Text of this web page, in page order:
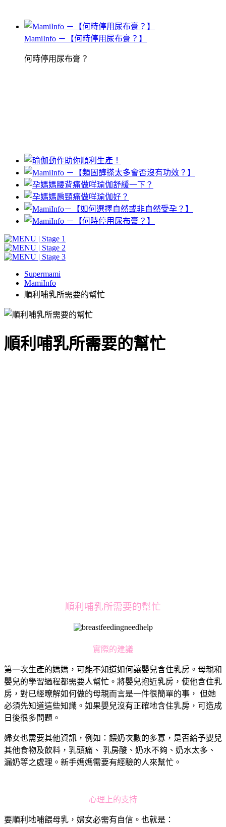
MamiInfo －【何時停用尿布膏？】
何時停用尿布膏？
Supermami
MamiInfo
順利哺乳所需要的幫忙
順利哺乳所需要的幫忙
順利哺乳所需要的幫忙
實際的建議
第一次生產的媽媽，可能不知道如何讓嬰兒含住乳房。母親和
嬰兒的學習過程都需要人幫忙。將嬰兒抱近乳房，使他含住乳
房，對已經暸解如何做的母親而言是一件很簡單的事， 但她
必須先知道這些知識。如果嬰兒沒有正確地含住乳房，可造成
日後很多問題。
婦女也需要其他資訊，例如：餵奶次數的多寡，是否給予嬰兒
其他食物及飲料，乳頭痛、 乳房酸、奶水不夠、奶水太多、
漏奶等之處理。新手媽媽需要有經驗的人來幫忙。
心理上的支持
要順利地哺餵母乳，婦女必需有自信。也就是：